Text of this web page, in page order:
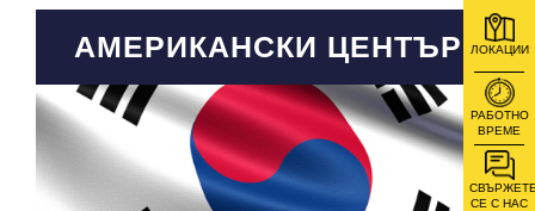
АМЕРИКАНСКИ ЦЕНТЪР ЛОКАЦИИ
РАБОТНО
ВРЕМЕ
СЕ С НАС